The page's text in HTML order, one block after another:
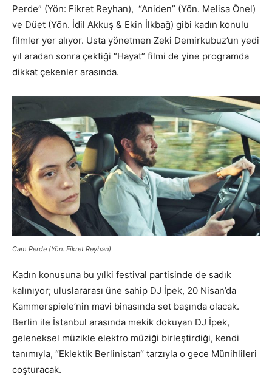
Perde” (Yön: Fikret Reyhan), “Aniden” (Yön. Melisa Önel)
ve Düet (Yön. İdil Akkuş & Ekin İlkbağ) gibi kadın konulu
filmler yer alıyor. Usta yönetmen Zeki Demirkubuz’un yedi
yıl aradan sonra çektiği “Hayat” filmi de yine programda
dikkat çekenler arasında.
Cam Perde (Yön. Fikret Reyhan)
Kadın konusuna bu yılki festival partisinde de sadık
kalınıyor; uluslararası üne sahip DJ İpek, 20 Nisan’da
Kammerspiele’nin mavi binasında set başında olacak.
Berlin ile İstanbul arasında mekik dokuyan DJ İpek,
geleneksel müzikle elektro müziği birleştirdiği, kendi
tanımıyla, “Eklektik Berlinistan“ tarzıyla o gece Münihlileri
coşturacak.